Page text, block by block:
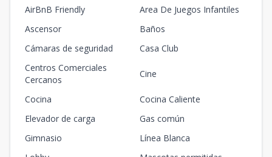
304
1 1 -
403
1 69 m2
21-92m2
2 1
11-62.5m2
1 1
AirBnB Friendly
Area De Juegos Infantiles
Ascensor
Baños
Cámaras de seguridad
Casa Club
Centros Comerciales
Cercanos
Cine
Cocina
Cocina Caliente
Elevador de carga
Gas común
Gimnasio
Línea Blanca